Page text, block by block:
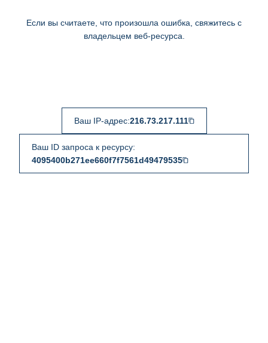
Если вы считаете, что произошла ошибка, свяжитесь с
владельцем веб-ресурса.
Ваш IP-адрес:216.73.217.111
Ваш ID запроса к ресурсу:
4095400b271ee660f7f7561d49479535